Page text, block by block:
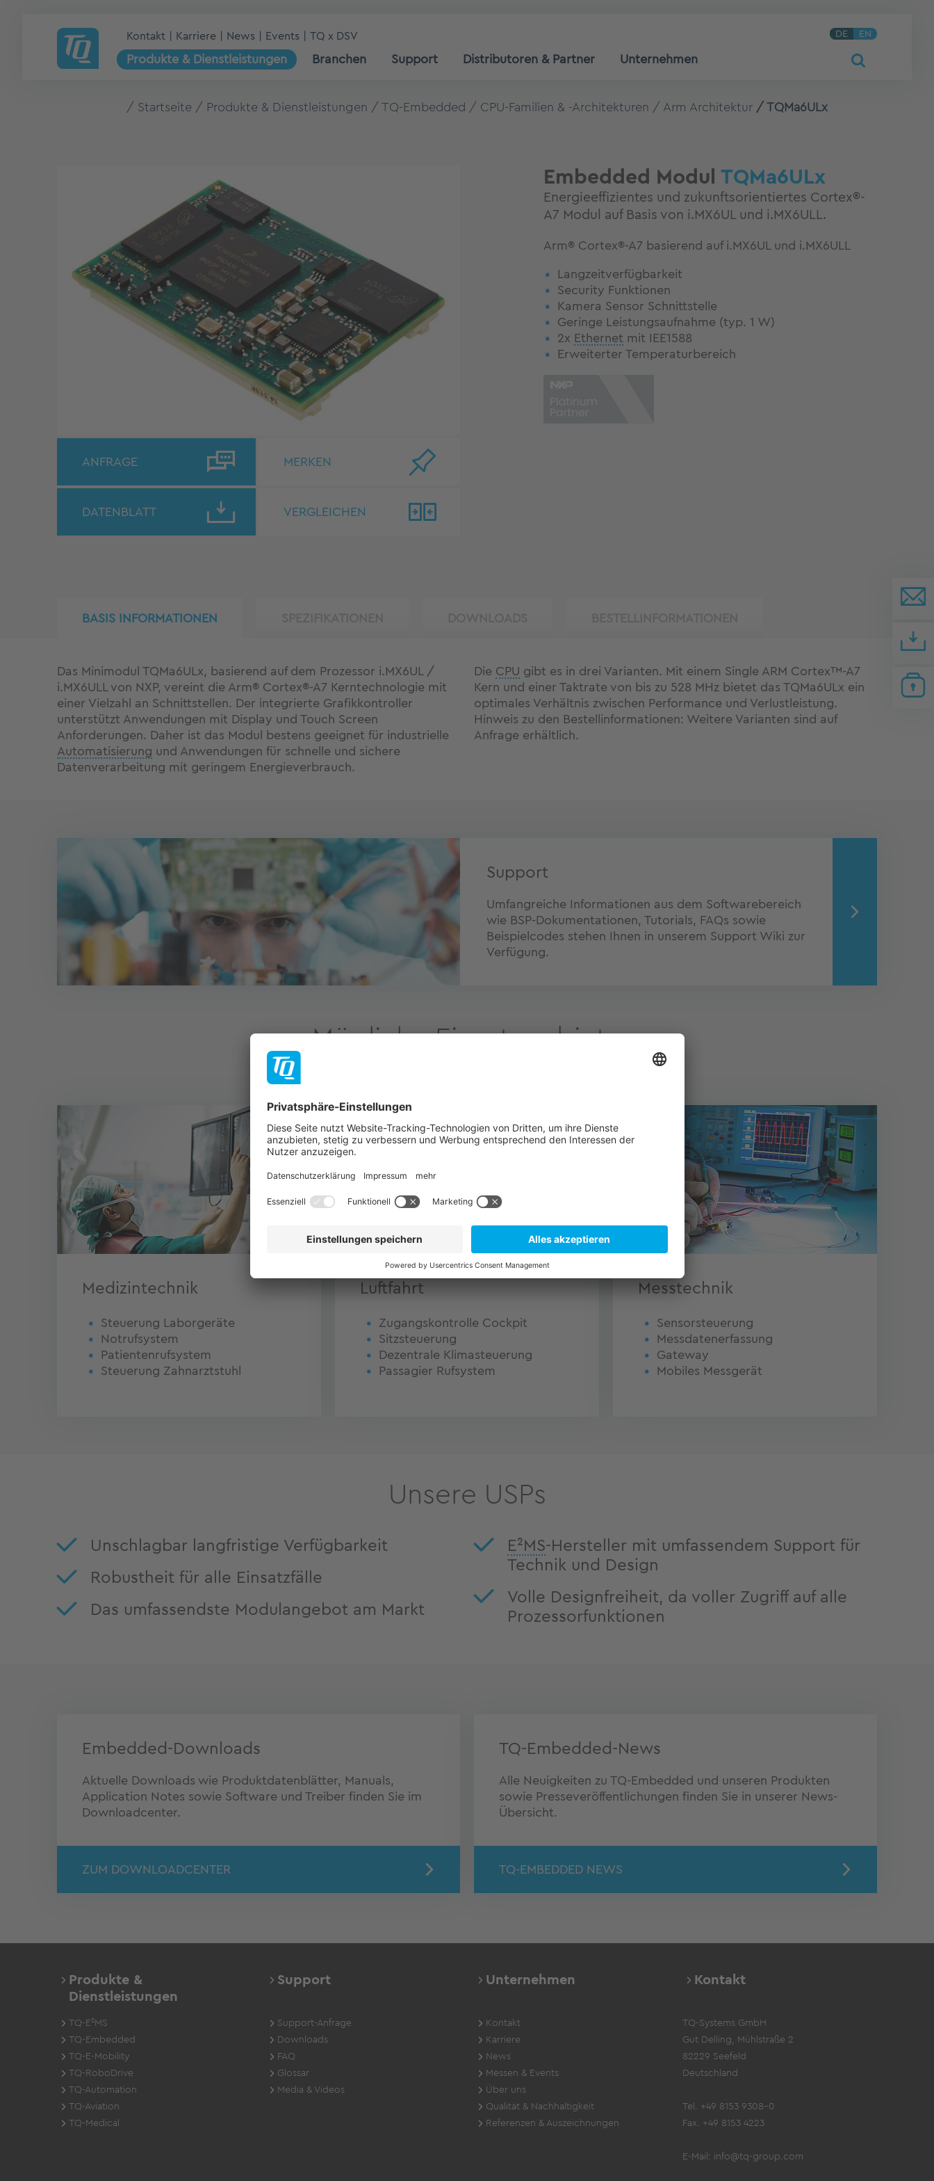
Kontakt Karriere News Events TQ x DSV DE EN
Produkte & Dienstleistungen Branchen Support Distributoren & Partner Unternehmen
Startseite Produkte & Dienstleistungen TQ-Embedded CPU-Familien & -Architekturen Arm Architektur TQMa6ULx
ANFRAGE MERKEN
DATENBLATT VERGLEICHEN
Embedded Modul TQMa6ULx
Energieeffizientes und zukunftsorientiertes Cortex®-
A7 Modul auf Basis von i.MX6UL und i.MX6ULL.
Arm® Cortex®-A7 basierend auf i.MX6UL und i.MX6ULL
Langzeitverfügbarkeit
Security Funktionen
Kamera Sensor Schnittstelle
Geringe Leistungsaufnahme (typ. 1 W)
2x Ethernet mit IEE1588
Erweiterter Temperaturbereich
BASIS INFORMATIONEN
Das Minimodul TQMa6ULx, basierend auf dem Prozessor i.MX6UL /
i.MX6ULL von NXP, vereint die Arm® Cortex®-A7 Kerntechnologie mit
einer Vielzahl an Schnittstellen. Der integrierte Grafikkontroller
unterstützt Anwendungen mit Display und Touch Screen
Anforderungen. Daher ist das Modul bestens geeignet für industrielle
Automatisierung und Anwendungen für schnelle und sichere
Datenverarbeitung mit geringem Energieverbrauch.
Die CPU gibt es in drei Varianten. Mit einem Single ARM Cortex™-A7
Kern und einer Taktrate von bis zu 528 MHz bietet das TQMa6ULx ein
optimales Verhältnis zwischen Performance und Verlustleistung.
Hinweis zu den Bestellinformationen: Weitere Varianten sind auf
Anfrage erhältlich.
Support
Umfangreiche Informationen aus dem Softwarebereich
wie BSP-Dokumentationen, Tutorials, FAQs sowie
Beispielcodes stehen Ihnen in unserem Support Wiki zur
Verfügung.
Mögliche Einsatzgebiete
Medizintechnik
Steuerung Laborgeräte
Notrufsystem
Patientenrufsystem
Steuerung Zahnarztstuhl
Luftfahrt
Zugangskontrolle Cockpit
Sitzsteuerung
Dezentrale Klimasteuerung
Passagier Rufsystem
Messtechnik
Sensorsteuerung
Messdatenerfassung
Gateway
Mobiles Messgerät
Unsere USPs
Unschlagbar langfristige Verfügbarkeit
Robustheit für alle Einsatzfälle
Das umfassendste Modulangebot am Markt
E²MS-Hersteller mit umfassendem Support für
Technik und Design
Volle Designfreiheit, da voller Zugriff auf alle
Prozessorfunktionen
Embedded-Downloads
Aktuelle Downloads wie Produktdatenblätter, Manuals,
Application Notes sowie Software und Treiber finden Sie im
Downloadcenter.
ZUM DOWNLOADCENTER
TQ-Embedded-News
Alle Neuigkeiten zu TQ-Embedded und unseren Produkten
sowie Presseveröffentlichungen finden Sie in unserer News-
Übersicht.
TQ-EMBEDDED NEWS
Produkte &
Dienstleistungen
TQ-E²MS
TQ-Embedded
TQ-E-Mobility
TQ-RoboDrive
TQ-Automation
TQ-Aviation
TQ-Medical
Support
Support-Anfrage
Downloads
FAQ
Glossar
Media & Videos
Unternehmen
Kontakt
Karriere
News
Messen & Events
Über uns
Qualität & Nachhaltigkeit
Referenzen & Auszeichnungen
Kontakt
TQ-Systems GmbH
Gut Delling, Mühlstraße 2
82229 Seefeld
Deutschland
Tel. +49 8153 9308-0
Fax. +49 8153 4223
E-Mail: info@tq-group.com